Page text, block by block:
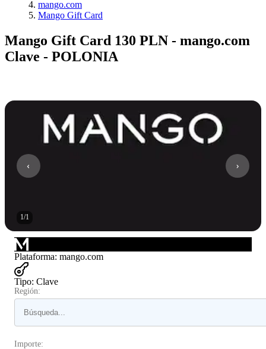
mango.com
Mango Gift Card
Mango Gift Card 130 PLN - mango.com
Clave - POLONIA
1/1
Plataforma: mango.com
Tipo: Clave
Región:
Importe: